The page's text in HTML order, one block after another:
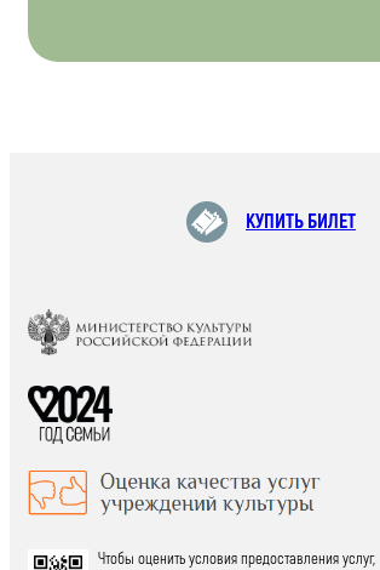
КУПИТЬ БИЛЕТ
Чтобы оценить условия предоставления услуг,